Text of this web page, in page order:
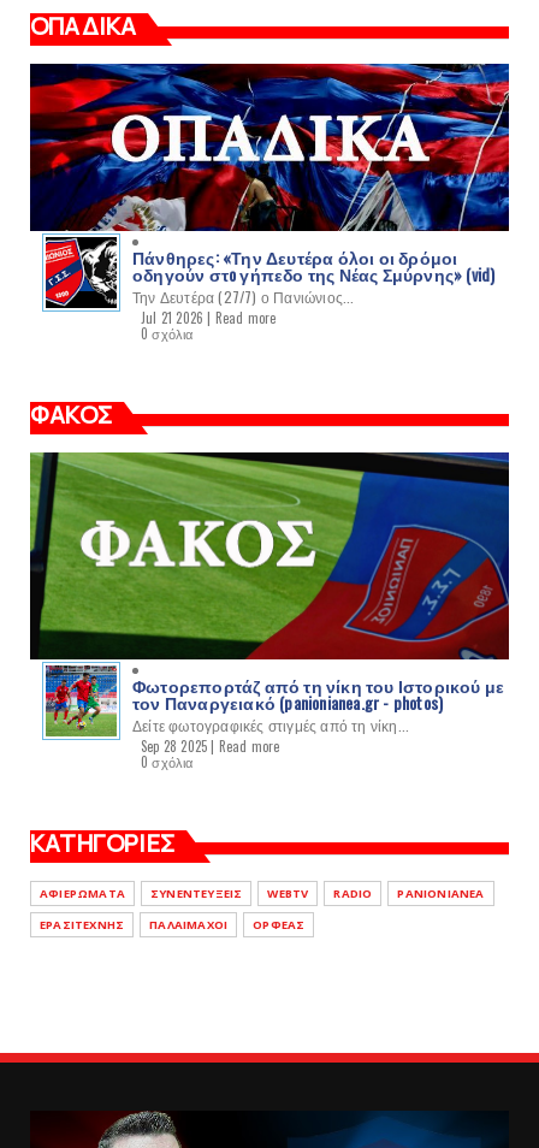
ΟΠΑΔΙΚΑ
Πάνθηρες: «Την Δευτέρα όλοι οι δρόμοι
οδηγούν στo γήπεδο της Νέας Σμύρνης» (vid)
Την Δευτέρα (27/7) ο Πανιώνιος...
Jul 21 2026 | Read more
0 σχόλια
ΦΑΚΟΣ
Φωτορεπορτάζ από τη νίκη του Ιστορικού με
τον Παναργειακό (panionianea.gr - photos)
Δείτε φωτογραφικές στιγμές από τη νίκη...
Sep 28 2025 | Read more
0 σχόλια
ΚΑΤΗΓΟΡΙΕΣ
ΑΦΙΕΡΩΜΑΤΑ ΣΥΝΕΝΤΕΥΞΕΙΣ WEBTV RADIO
PANIONIANEA
ΕΡΑΣΙΤΕΧΝΗΣ
ΠΑΛΑΙΜΑΧΟΙ ΟΡΦΕΑΣ